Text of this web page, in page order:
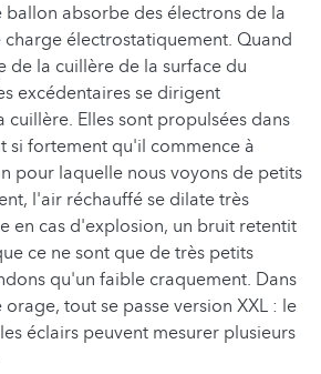
ballon absorbe des électrons de la
électrostatiquement. Quand
de la cuillère de la surface du
excédentaires se dirigent
cuillère. Elles sont propulsées dans
si fortement qu'il commence à
pour laquelle nous voyons de petits
l'air réchauffé se dilate très
en cas d'explosion, un bruit retentit
ce ne sont que de très petits
qu'un faible craquement. Dans
tout se passe version XXL : le
éclairs peuvent mesurer plusieurs